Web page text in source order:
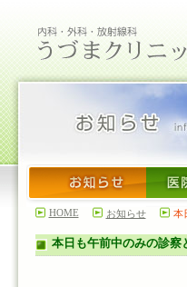
HOME お知らせ 本
本日も午前中のみの診察